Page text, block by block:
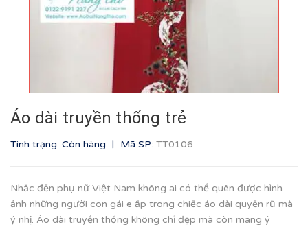
Áo dài truyền thống trẻ
Tình trạng: Còn hàng | Mã SP: TT0106
Nhắc đến phụ nữ Việt Nam không ai có thể quên được hình
ảnh những người con gái e ấp trong chiếc áo dài quyến rũ mà
ý nhị. Áo dài truyền thống không chỉ đẹp mà còn mang ý